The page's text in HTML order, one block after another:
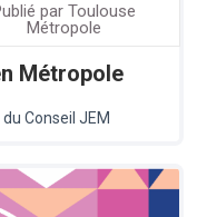
par Toulouse
Métropole
Métropole
Conseil JEM